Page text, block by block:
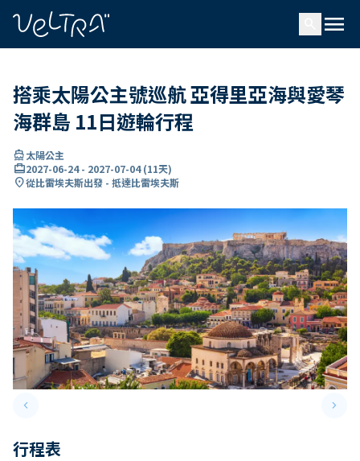
menu
搭乘太陽公主號巡航 亞得里亞海與愛琴
海群島 11日遊輪行程
directions_boat太陽公主
card_travel2027-06-24- 2027-07-04(11天)
location_on從比雷埃夫斯出發 - 抵達比雷埃夫斯
keyboard_arrow_leftPrevious slide keyboard_arrow_right
行程表